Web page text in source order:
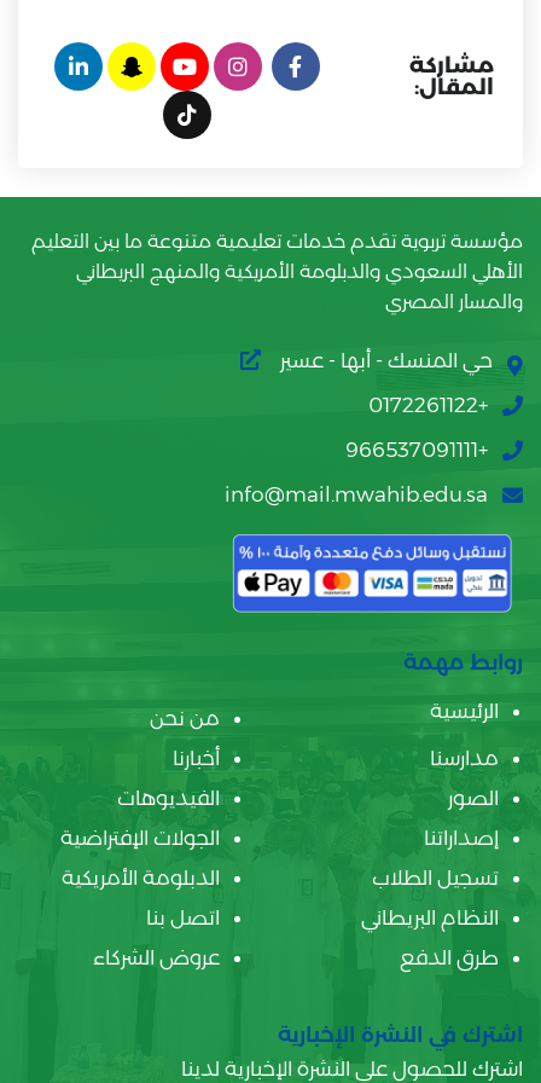
مشاركة
المقال:
مؤسسة تربوية تقدم خدمات تعليمية متنوعة ما بين التعليم
الأهلي السعودي والدبلومة الأمريكية والمنهج البريطاني
والمسار المصري
حي المنسك - أبها - عسير
+0172261122
+966537091111
info@mail.mwahib.edu.sa
روابط مهمة
الرئيسية
من نحن
مدارسنا
أخبارنا
الصور
الفيديوهات
إصداراتنا
الجولات الإفتراضية
تسجيل الطلاب
الدبلومة الأمريكية
النظام البريطاني
اتصل بنا
طرق الدفع
عروض الشركاء
اشترك في النشرة الإخبارية
اشترك للحصول على النشرة الإخبارية لدينا